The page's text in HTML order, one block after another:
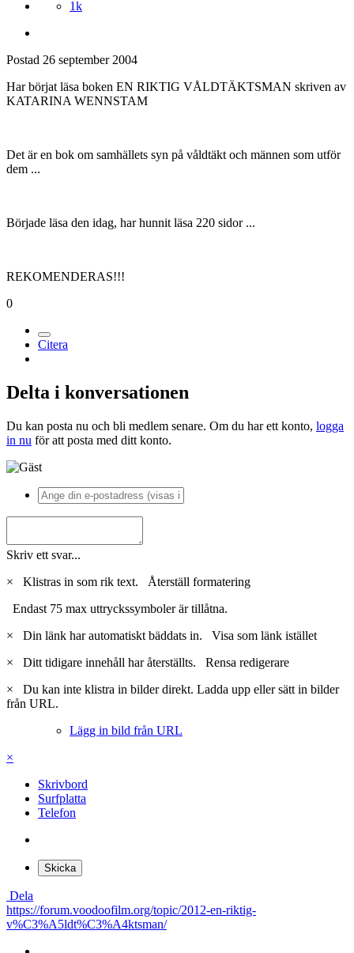
1k
Postad 26 september 2004
Har börjat läsa boken EN RIKTIG VÅLDTÄKTSMAN skriven av
KATARINA WENNSTAM
Det är en bok om samhällets syn på våldtäkt och männen som utför
dem ...
Började läsa den idag, har hunnit läsa 220 sidor ...
REKOMENDERAS!!!
0
Citera
Delta i konversationen
Du kan posta nu och bli medlem senare. Om du har ett konto, logga
in nu för att posta med ditt konto.
Skriv ett svar...
×
Klistras in som rik text. Återställ formatering
Endast 75 max uttryckssymboler är tillåtna.
×
Din länk har automatiskt bäddats in. Visa som länk istället
×
Ditt tidigare innehåll har återställts. Rensa redigerare
×
Du kan inte klistra in bilder direkt. Ladda upp eller sätt in bilder
från URL.
Lägg in bild från URL
×
Skrivbord
Surfplatta
Telefon
Skicka
Dela
https://forum.voodoofilm.org/topic/2012-en-riktig-
v%C3%A5ldt%C3%A4ktsman/